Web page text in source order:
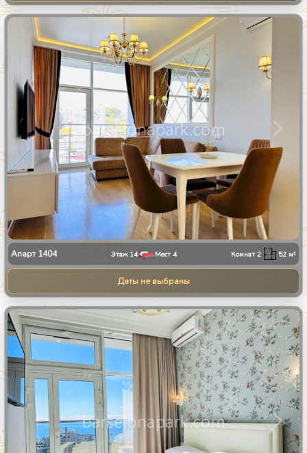
Апарт 1404 Этаж 14 Мест 4 Комнат2 52 м²
Даты не выбраны